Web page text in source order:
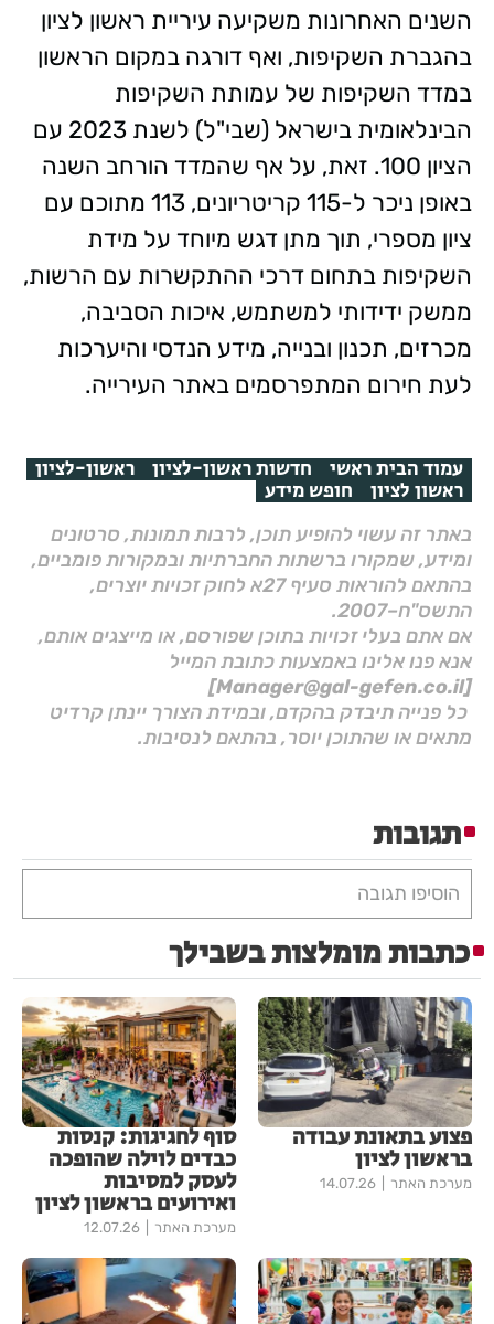
השנים האחרונות משקיעה עיריית ראשון לציון
בהגברת השקיפות, ואף דורגה במקום הראשון
במדד השקיפות של עמותת השקיפות
הבינלאומית בישראל (שבי"ל) לשנת 2023 עם
הציון 100. זאת, על אף שהמדד הורחב השנה
באופן ניכר ל-115 קריטריונים, 113 מתוכם עם
ציון מספרי, תוך מתן דגש מיוחד על מידת
השקיפות בתחום דרכי ההתקשרות עם הרשות,
ממשק ידידותי למשתמש, איכות הסביבה,
מכרזים, תכנון ובנייה, מידע הנדסי והיערכות
לעת חירום המתפרסמים באתר העירייה.
עמוד הבית ראשי חדשות ראשון-לציון ראשון-לציון
ראשון לציון חופש מידע
באתר זה עשוי להופיע תוכן, לרבות תמונות, סרטונים
ומידע, שמקורו ברשתות החברתיות ובמקורות פומביים,
בהתאם להוראות סעיף 27א לחוק זכויות יוצרים,
התשס"ח–2007.
אם אתם בעלי זכויות בתוכן שפורסם, או מייצגים אותם,
אנא פנו אלינו באמצעות כתובת המייל
[Manager@gal-gefen.co.il]
כל פנייה תיבדק בהקדם, ובמידת הצורך יינתן קרדיט
מתאים או שהתוכן יוסר, בהתאם לנסיבות.
תגובות
הוסיפו תגובה
כתבות מומלצות בשבילך
פצוע בתאונת עבודה
בראשון לציון
מערכת האתר 14.07.26
סוף לחגיגות: קנסות
כבדים לוילה שהופכה
לעסק למסיבות
ואירועים בראשון לציון
מערכת האתר 12.07.26